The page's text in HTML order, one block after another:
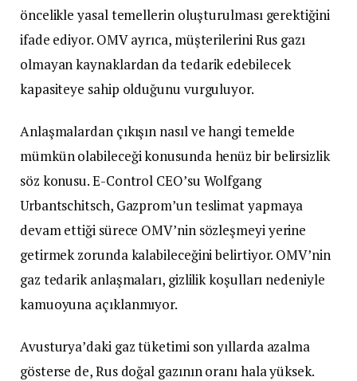
öncelikle yasal temellerin oluşturulması gerektiğini
ifade ediyor. OMV ayrıca, müşterilerini Rus gazı
olmayan kaynaklardan da tedarik edebilecek
kapasiteye sahip olduğunu vurguluyor.
Anlaşmalardan çıkışın nasıl ve hangi temelde
mümkün olabileceği konusunda henüz bir belirsizlik
söz konusu. E-Control CEO’su Wolfgang
Urbantschitsch, Gazprom’un teslimat yapmaya
devam ettiği sürece OMV’nin sözleşmeyi yerine
getirmek zorunda kalabileceğini belirtiyor. OMV’nin
gaz tedarik anlaşmaları, gizlilik koşulları nedeniyle
kamuoyuna açıklanmıyor.
Avusturya’daki gaz tüketimi son yıllarda azalma
gösterse de, Rus doğal gazının oranı hala yüksek.